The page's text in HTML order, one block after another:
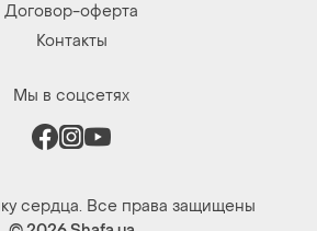
Договор-оферта
Контакты
Мы в соцсетях
сердца. Все права защищены